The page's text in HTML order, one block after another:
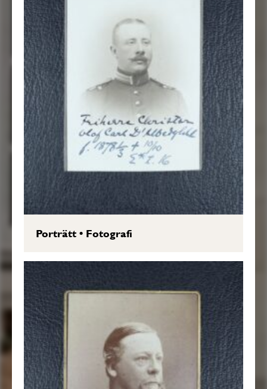
Porträtt• Fotografi